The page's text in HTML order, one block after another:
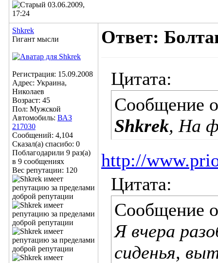
03.06.2009,
17:24
Shkrek
Гигант мысли
Регистрация: 15.09.2008
Адрес: Украина,
Николаев
Возраст: 45
Пол: Мужской
Автомобиль: ВАЗ
217030
Сообщений: 4,104
Сказал(а) спасибо: 0
Поблагодарили 9 раз(а)
в 9 сообщениях
Вес репутации: 120
Ответ:
Цитата:
Сообщение
Shkrek, На
http://
Цитата:
Сообщение
Я вчера
сиденья,